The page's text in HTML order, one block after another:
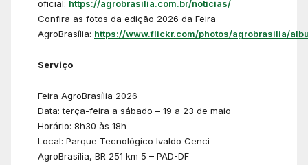
oficial: https://agrobrasilia.com.br/noticias/
Confira as fotos da edição 2026 da Feira
AgroBrasília: https://www.flickr.com/photos/agrobrasilia/
Serviço
Feira AgroBrasília 2026
Data: terça-feira a sábado – 19 a 23 de maio
Horário: 8h30 às 18h
Local: Parque Tecnológico Ivaldo Cenci –
AgroBrasília, BR 251 km 5 – PAD-DF